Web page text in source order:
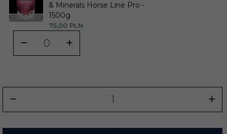
& Minerals Horse Line Pro -
1500g
75,00 PLN